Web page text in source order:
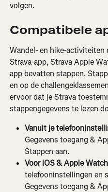
volgen.
Compatibele
Wandel- en hike-activiteiten
Strava-app, Strava Apple
app bevatten stappen.
en op de
ervoor dat je Strava
stappengegevens te lezen
Vanuit je
Gegevens toegang &
Stappen aan.
Voor iOS & Apple Watch
telefooninstellingen en
Gegevens toegang &